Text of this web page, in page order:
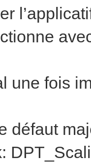
une fois
défaut